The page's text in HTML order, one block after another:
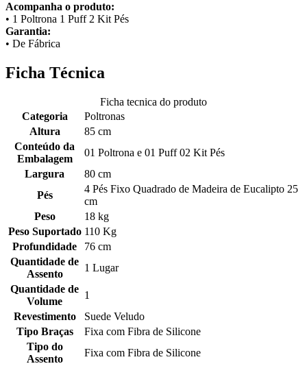
Acompanha o produto:
• 1 Poltrona 1 Puff 2 Kit Pés
Garantia:
• De Fábrica
Ficha Técnica
Ficha tecnica do produto
Categoria
Poltronas
Altura
85 cm
Conteúdo da
Embalagem
01 Poltrona e 01 Puff 02 Kit Pés
Largura
80 cm
Pés
4 Pés Fixo Quadrado de Madeira de Eucalipto 25
cm
Peso
18 kg
Peso Suportado 110 Kg
Profundidade
76 cm
Quantidade de
Assento
1 Lugar
Quantidade de
Volume
1
Revestimento
Suede Veludo
Tipo Braças
Fixa com Fibra de Silicone
Tipo do
Assento
Fixa com Fibra de Silicone